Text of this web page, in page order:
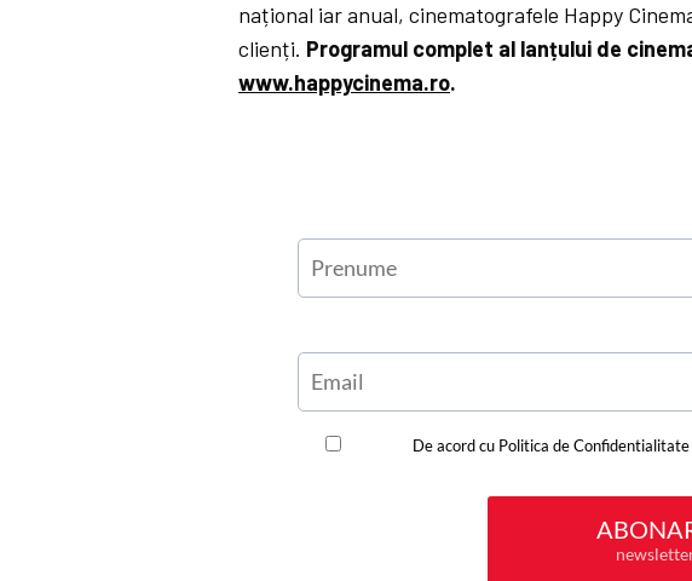
național iar anual, cinematografele Happy
clienți. Programul complet al lanțului de
www.happycinema.ro.